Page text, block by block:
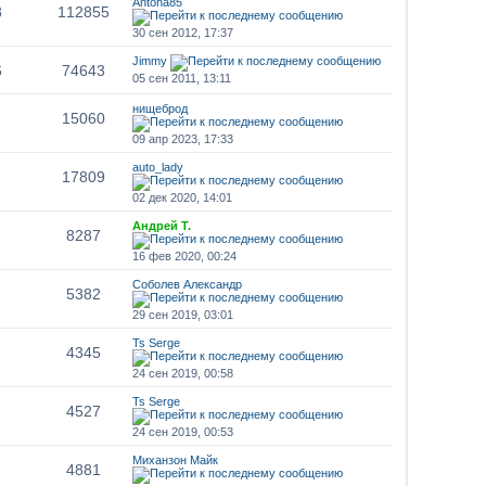
112855
30 сен 2012, 17:37
74643
Jimmy
05 сен 2011, 13:11
15060
нищеброд
09 апр 2023, 17:33
17809
auto_lady
02 дек 2020, 14:01
8287
Андрей Т.
16 фев 2020, 00:24
5382
Соболев Александр
29 сен 2019, 03:01
4345
Ts Serge
24 сен 2019, 00:58
4527
Ts Serge
24 сен 2019, 00:53
4881
Миханзон Майк